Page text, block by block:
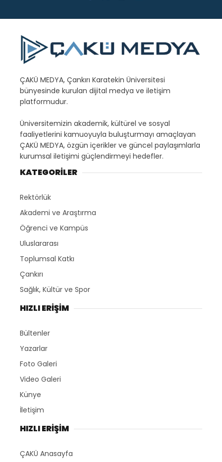
ÇAKÜ MEDYA, Çankırı Karatekin Üniversitesi
bünyesinde kurulan dijital medya ve iletişim
platformudur.
Üniversitemizin akademik, kültürel ve sosyal
faaliyetlerini kamuoyuyla buluşturmayı amaçlayan
ÇAKÜ MEDYA, özgün içerikler ve güncel paylaşımlarla
kurumsal iletişimi güçlendirmeyi hedefler.
KATEGORİLER
Rektörlük
Akademi ve Araştırma
Öğrenci ve Kampüs
Uluslararası
Toplumsal Katkı
Çankırı
Sağlık, Kültür ve Spor
HIZLI ERİŞİM
Bültenler
Yazarlar
Foto Galeri
Video Galeri
Künye
İletişim
HIZLI ERİŞİM
ÇAKÜ Anasayfa